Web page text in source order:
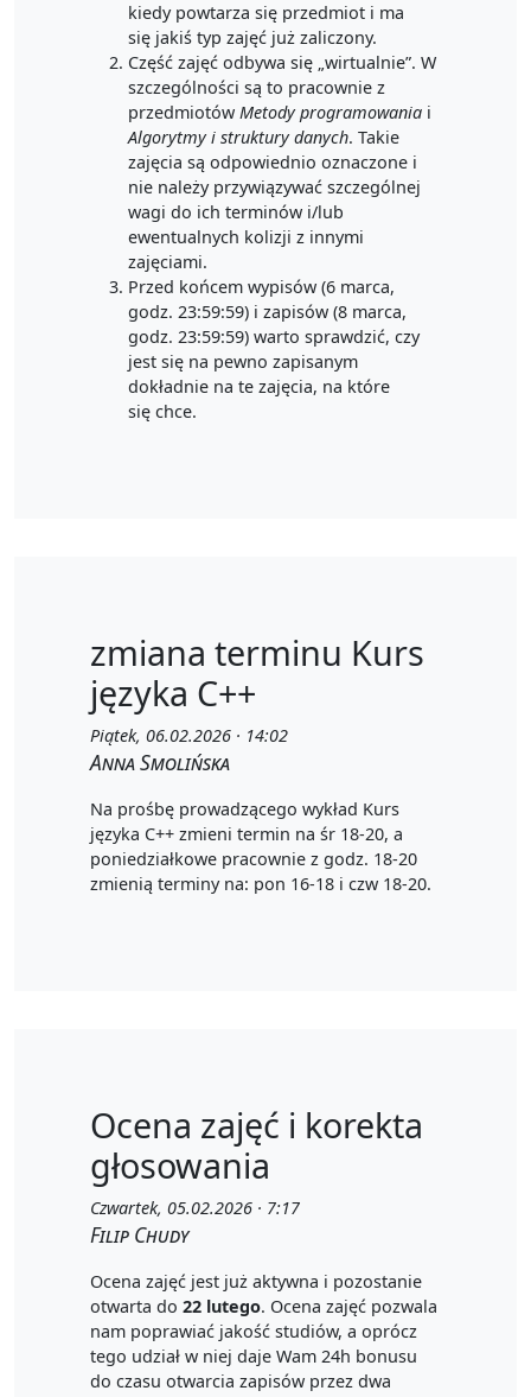
kiedy powtarza się przedmiot i ma
się jakiś typ zajęć już zaliczony.
Część zajęć odbywa się „wirtualnie”. W
szczególności są to pracownie z
przedmiotów Metody programowania i
Algorytmy i struktury danych. Takie
zajęcia są odpowiednio oznaczone i
nie należy przywiązywać szczególnej
wagi do ich terminów i/lub
ewentualnych kolizji z innymi
zajęciami.
Przed końcem wypisów (6 marca,
godz. 23:59:59) i zapisów (8 marca,
godz. 23:59:59) warto sprawdzić, czy
jest się na pewno zapisanym
dokładnie na te zajęcia, na które
się chce.
zmiana terminu Kurs
języka C++
Piątek, 06.02.2026 · 14:02
Anna Smolińska
Na prośbę prowadzącego wykład Kurs
języka C++ zmieni termin na śr 18-20, a
poniedziałkowe pracownie z godz. 18-20
zmienią terminy na: pon 16-18 i czw 18-20.
Ocena zajęć i korekta
głosowania
Czwartek, 05.02.2026 · 7:17
Filip Chudy
Ocena zajęć jest już aktywna i pozostanie
otwarta do 22 lutego. Ocena zajęć pozwala
nam poprawiać jakość studiów, a oprócz
tego udział w niej daje Wam 24h bonusu
do czasu otwarcia zapisów przez dwa